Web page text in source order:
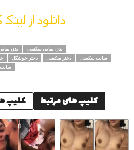
دانلود از
بدن
بدن نمایی سکسی
دختر خوشگل دختر سکسی
سایت سکسی
کلیپ های مرتبط کلیپ